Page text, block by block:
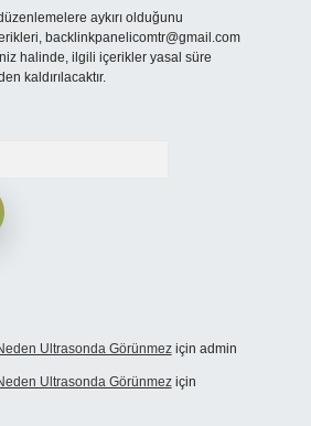
aykırı olduğunu
backlinkpanelicomtr@gmail.com
halinde, ilgili içerikler yasal süre
kaldırılacaktır.
Ultrasonda Görünmeziçin admin
Ultrasonda Görünmeziçin